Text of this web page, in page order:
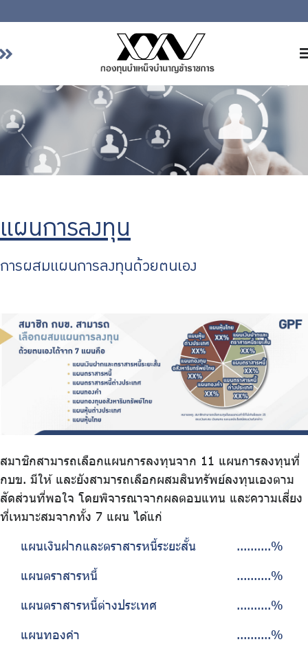
เกี่ยวกับ กบข.
บริการสมาชิก
ลงทุน
รายงานผลการดำเนินงาน
จัดซื้อจัดจ้าง
ร่วมงานกับเรา
ติดต่อเรา
| Eng
แผนการลงทุน
การผสมแผนการลงทุนด้วยตนเอง
สมาชิกสามารถเลือกแผนการลงทุนจาก 11 แผนการลงทุนที่
กบข. มีให้ และยังสามารถเลือกผสมสินทรัพย์ลงทุนเองตาม
สัดส่วนที่พอใจ โดยพิจารณาจากผลตอบแทน และความเสี่ยง
ที่เหมาะสมจากทั้ง 7 แผน ได้แก่
แผนเงินฝากและตราสารหนี้ระยะสั้น
แผนตราสารหนี้
แผนตราสารหนี้ต่างประเทศ
แผนทองคำ
..........%
..........%
..........%
..........%